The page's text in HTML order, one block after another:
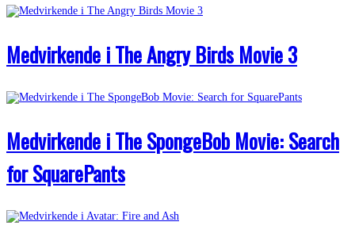
Medvirkende i The Angry Birds Movie 3
Medvirkende i The SpongeBob Movie: Search
for SquarePants